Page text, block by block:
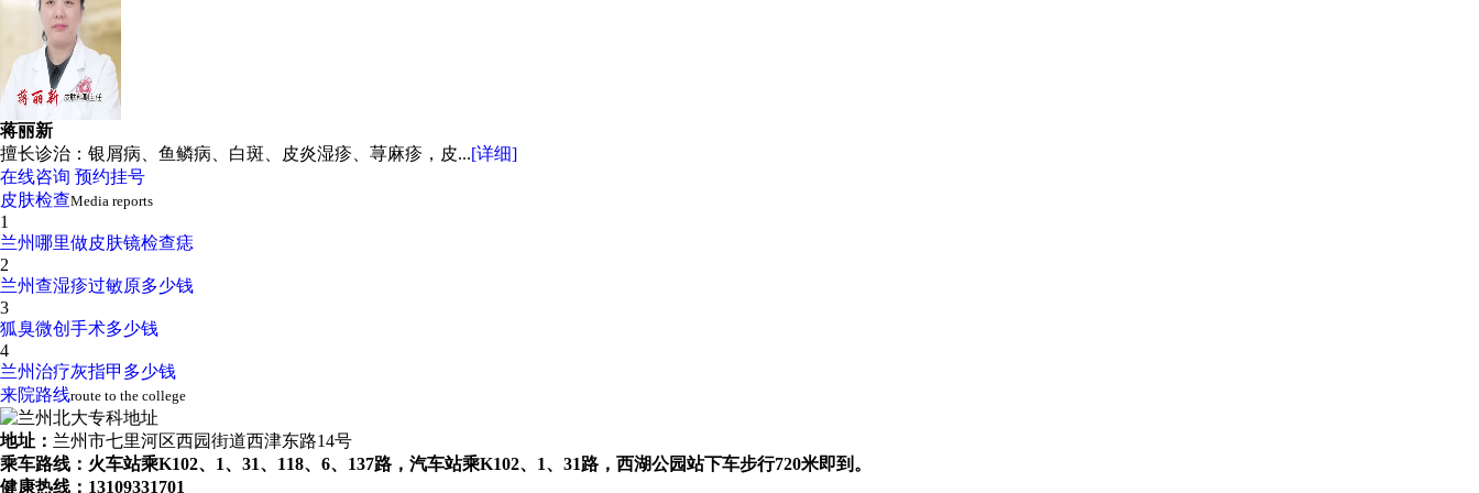
蒋丽新
擅长诊治：银屑病、鱼鳞病、白斑、皮炎湿疹、荨麻疹，皮...[详细]
在线咨询 预约挂号
皮肤检查Media reports
1
兰州哪里做皮肤镜检查痣
2
兰州查湿疹过敏原多少钱
3
狐臭微创手术多少钱
4
兰州治疗灰指甲多少钱
来院路线route to the college
地址： 兰州市七里河区西园街道西津东路14号
乘车路线：火车站乘K102、1、31、118、6、137路，汽车站乘K102、1、31路，西湖公园站下车步行720米即到。
健康热线： 13109331701